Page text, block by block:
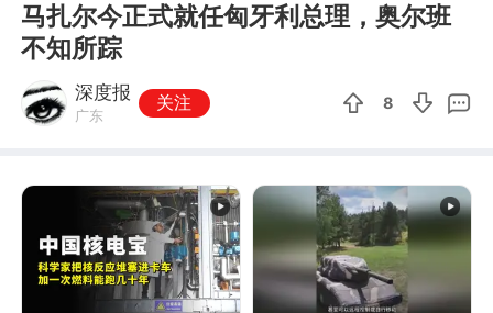
马扎尔今正式就任匈牙利总理，奥尔班
不知所踪
深度报
广东
关注 8